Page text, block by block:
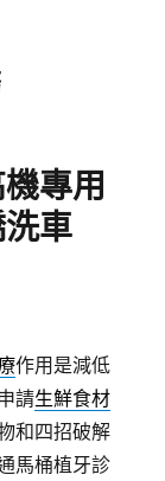
專用
車
作用是減低
請生鮮食材
和四招破解
馬桶植牙診